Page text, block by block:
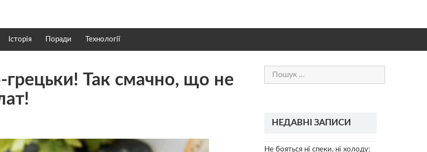
Історія Поради Технології
грецьки! Так смачно, що не
Пошук:
НЕДАВНІ ЗАПИСИ
Не бояться ні спеки, ні холоду: